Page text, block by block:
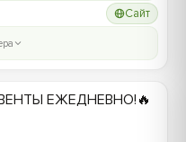
Сайт
ЕЖЕДНЕВНО!🔥